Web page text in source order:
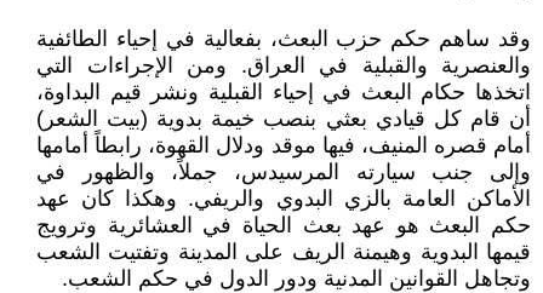
وقد ساهم حكم حزب البعث، بفعالية في إحياء الطائفية
والعنصرية والقبلية في العراق. ومن الإجراءات التي
اتخذها حكام البعث في إحياء القبلية ونشر قيم البداوة،
أن قام كل قيادي بعثي بنصب خيمة بدوية (بيت الشعر)
أمام قصره المنيف، فيها موقد ودلال القهوة، رابطاً أمامها
وإلى جنب سيارته المرسيدس، جملاً، والظهور في
الأماكن العامة بالزي البدوي والريفي. وهكذا كان عهد
حكم البعث هو عهد بعث الحياة في العشائرية وترويج
قيمها البدوية وهيمنة الريف على المدينة وتفتيت الشعب
وتجاهل القوانين المدنية ودور الدول في حكم الشعب.